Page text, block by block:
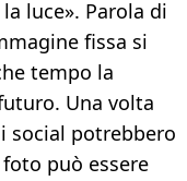
luce». Parola di
fissa si
tempo la
Una volta
social potrebbero
può essere